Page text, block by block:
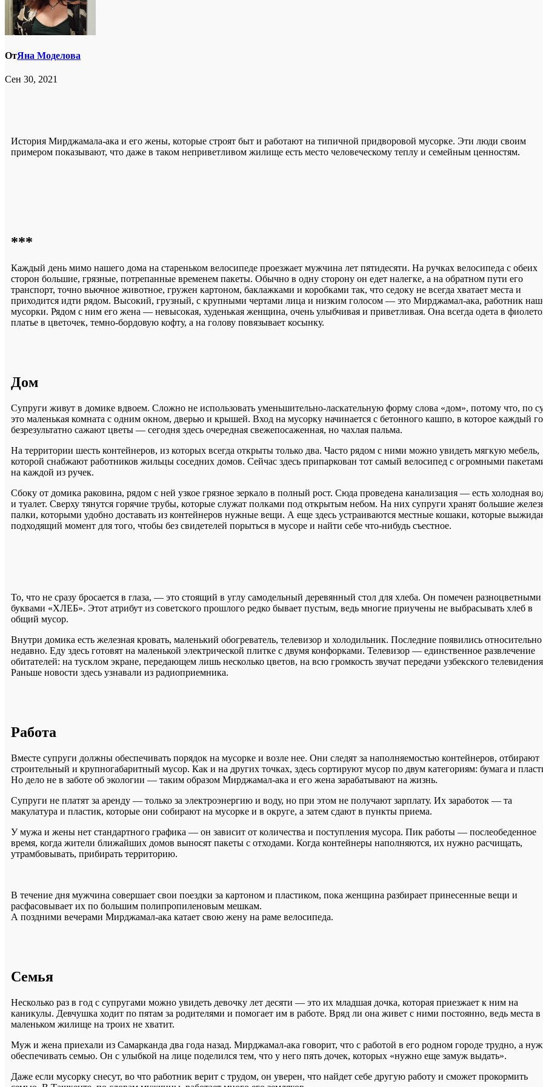
ОтЯна Моделова
Сен 30, 2021
История Мирджамала-ака и его жены, которые строят быт и работают на типичной придворовой мусорке. Эти люди своим
примером показывают, что даже в таком неприветливом жилище есть место человеческому теплу и семейным ценностям.
***
Каждый день мимо нашего дома на стареньком велосипеде проезжает мужчина лет пятидесяти. На ручках велосипеда с обеих
сторон большие, грязные, потрепанные временем пакеты. Обычно в одну сторону он едет налегке, а на обратном пути его
транспорт, точно вьючное животное, гружен картоном, баклажками и коробками так, что седоку не всегда хватает места и
приходится идти рядом. Высокий, грузный, с крупными чертами лица и низким голосом — это Мирджамал-ака, работник
мусорки. Рядом с ним его жена — невысокая, худенькая женщина, очень улыбчивая и приветливая. Она всегда одета в
платье в цветочек, темно-бордовую кофту, а на голову повязывает косынку.
Дом
Супруги живут в домике вдвоем. Сложно не использовать уменьшительно-ласкательную форму слова «дом», потому что, по
это маленькая комната с одним окном, дверью и крышей. Вход на мусорку начинается с бетонного кашпо, в которое каждый
безрезультатно сажают цветы — сегодня здесь очередная свежепосаженная, но чахлая пальма.
На территории шесть контейнеров, из которых всегда открыты только два. Часто рядом с ними можно увидеть мягкую мебель,
которой снабжают работников жильцы соседних домов. Сейчас здесь припаркован тот самый велосипед с огромными
на каждой из ручек.
Сбоку от домика раковина, рядом с ней узкое грязное зеркало в полный рост. Сюда проведена канализация — есть холодная
и туалет. Сверху тянутся горячие трубы, которые служат полками под открытым небом. На них супруги хранят большие
палки, которыми удобно доставать из контейнеров нужные вещи. А еще здесь устраиваются местные кошаки, которые
подходящий момент для того, чтобы без свидетелей порыться в мусоре и найти себе что-нибудь съестное.
То, что не сразу бросается в глаза, — это стоящий в углу самодельный деревянный стол для хлеба. Он помечен разноцветными
буквами «ХЛЕБ». Этот атрибут из советского прошлого редко бывает пустым, ведь многие приучены не выбрасывать хлеб в
общий мусор.
Внутри домика есть железная кровать, маленький обогреватель, телевизор и холодильник. Последние появились относительно
недавно. Еду здесь готовят на маленькой электрической плитке с двумя конфорками. Телевизор — единственное развлечение
обитателей: на тусклом экране, передающем лишь несколько цветов, на всю громкость звучат передачи узбекского
Раньше новости здесь узнавали из радиоприемника.
Работа
Вместе супруги должны обеспечивать порядок на мусорке и возле нее. Они следят за наполняемостью контейнеров, отбирают
строительный и крупногабаритный мусор. Как и на других точках, здесь сортируют мусор по двум категориям: бумага и
Но дело не в заботе об экологии — таким образом Мирджамал-ака и его жена зарабатывают на жизнь.
Супруги не платят за аренду — только за электроэнергию и воду, но при этом не получают зарплату. Их заработок — та
макулатура и пластик, которые они собирают на мусорке и в округе, а затем сдают в пункты приема.
У мужа и жены нет стандартного графика — он зависит от количества и поступления мусора. Пик работы — послеобеденное
время, когда жители ближайших домов выносят пакеты с отходами. Когда контейнеры наполняются, их нужно расчищать,
утрамбовывать, прибирать территорию.
В течение дня мужчина совершает свои поездки за картоном и пластиком, пока женщина разбирает принесенные вещи и
расфасовывает их по большим полипропиленовым мешкам.
А поздними вечерами Мирджамал-ака катает свою жену на раме велосипеда.
Семья
Несколько раз в год с супругами можно увидеть девочку лет десяти — это их младшая дочка, которая приезжает к ним на
каникулы. Девчушка ходит по пятам за родителями и помогает им в работе. Вряд ли она живет с ними постоянно, ведь места в
маленьком жилище на троих не хватит.
Муж и жена приехали из Самарканда два года назад. Мирджамал-ака говорит, что с работой в его родном городе трудно, а
обеспечивать семью. Он с улыбкой на лице поделился тем, что у него пять дочек, которых «нужно еще замуж выдать».
Даже если мусорку снесут, во что работник верит с трудом, он уверен, что найдет себе другую работу и сможет прокормить